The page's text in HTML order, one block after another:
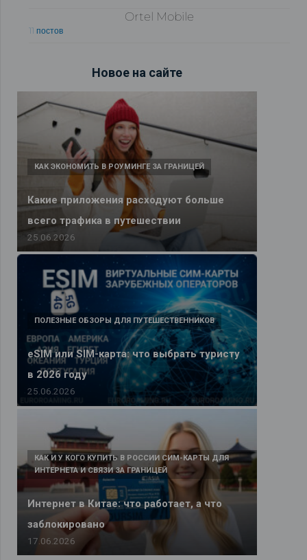
Ortel Mobile
11 постов
Новое на сайте
Какие приложения расходуют больше
всего трафика в путешествии
КАК ЭКОНОМИТЬ В РОУМИНГЕ ЗА ГРАНИЦЕЙ
25.06.2026
eSIM или SIM-карта: что выбрать туристу
в 2026 году
ПОЛЕЗНЫЕ ОБЗОРЫ ДЛЯ ПУТЕШЕСТВЕННИКОВ
25.06.2026
Интернет в Китае: что работает, а что
заблокировано
КАК И У КОГО КУПИТЬ В РОССИИ СИМ-КАРТЫ ДЛЯ
ИНТЕРНЕТА И СВЯЗИ ЗА ГРАНИЦЕЙ
17.06.2026